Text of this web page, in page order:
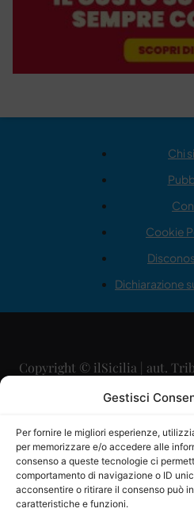
Gestisci
Per fornire le migliori esperienze,
per memorizzare e/o accedere alle
consenso a queste tecnologie ci
comportamento di navigazione o ID
acconsentire o ritirare il consenso può
caratteristiche e funzioni.
Chi
Cookie
Dichiarazione
Copyright © ilSicilia | aut.
29/09/
Direttore Editoriale:
Direttore